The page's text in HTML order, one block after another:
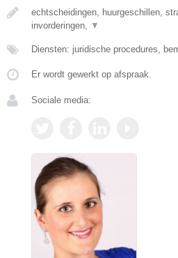
echtscheidingen, huurgeschillen,
invorderingen,
▼
Diensten: juridische procedures,
Er wordt gewerkt op afspraak.
Sociale media: